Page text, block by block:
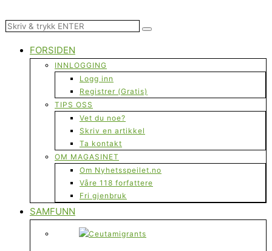
FORSIDEN
INNLOGGING
Logg inn
Registrer (Gratis)
TIPS OSS
Vet du noe?
Skriv en artikkel
Ta kontakt
OM MAGASINET
Om Nyhetsspeilet.no
Våre 118 forfattere
Fri gjenbruk
SAMFUNN